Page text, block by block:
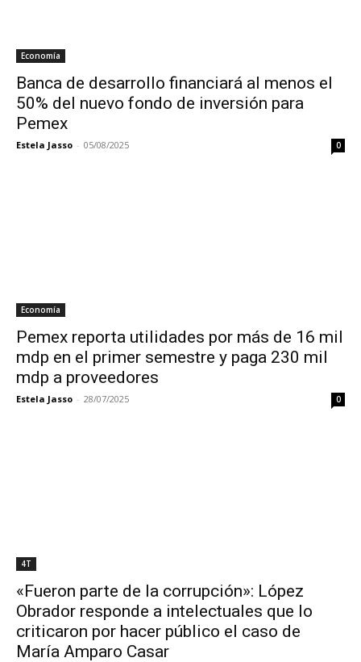
Economía
Banca de desarrollo financiará al menos el
50% del nuevo fondo de inversión para
Pemex
Estela Jasso - 05/08/2025 0
Economía
Pemex reporta utilidades por más de 16 mil
mdp en el primer semestre y paga 230 mil
mdp a proveedores
Estela Jasso - 28/07/2025 0
4T
«Fueron parte de la corrupción»: López
Obrador responde a intelectuales que lo
criticaron por hacer público el caso de
María Amparo Casar